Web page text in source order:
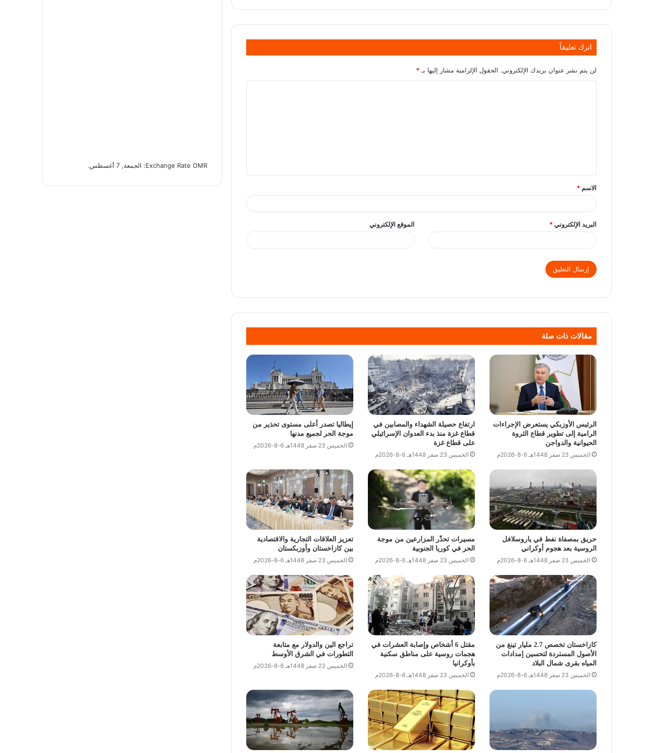
اترك تعليقاً
لن يتم نشر عنوان بريدك الإلكتروني. الحقول الإلزامية مشار إليها بـ *
الاسم *
البريد الإلكتروني* الموقع الإلكتروني
مقالات ذات صلة
الرئيس الأوزبكي يستعرض الإجراءات
الرامية إلى تطوير قطاع الثروة
الحيوانية والدواجن
الخميس 23 صفر 1448هـ 6-8-2026م
ارتفاع حصيلة الشهداء والمصابين في
قطاع غزة منذ بدء العدوان الإسرائيلي
على قطاع غزة
الخميس 23 صفر 1448هـ 6-8-2026م
إيطاليا تصدر أعلى مستوى تحذير من
موجة الحر لجميع مدنها
الخميس 23 صفر 1448هـ 6-8-2026م
حريق بمصفاة نفط في ياروسلافل
الروسية بعد هجوم أوكراني
الخميس 23 صفر 1448هـ 6-8-2026م
مسيرات تحذّر المزارعين من موجة
الحر في كوريا الجنوبية
الخميس 23 صفر 1448هـ 6-8-2026م
تعزيز العلاقات التجارية والاقتصادية
بين كازاخستان وأوزبكستان
الخميس 23 صفر 1448هـ 6-8-2026م
كازاخستان تخصص 2.7 مليار تينغ من
الأصول المستردة لتحسين إمدادات
المياه بقرى شمال البلاد
الخميس 23 صفر 1448هـ 6-8-2026م
مقتل 6 أشخاص وإصابة العشرات في
هجمات روسية على مناطق سكنية
بأوكرانيا
الخميس 23 صفر 1448هـ 6-8-2026م
تراجع الين والدولار مع متابعة
التطورات في الشرق الأوسط
الخميس 23 صفر 1448هـ 6-8-2026م
Exchange Rate OMR : الجمعة, 7 أغسطس.